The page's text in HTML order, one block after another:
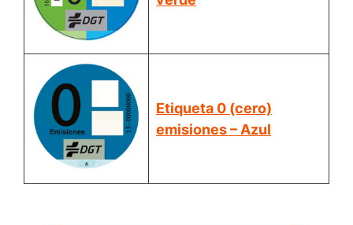
Etiqueta 0 (cero)
emisiones – Azul